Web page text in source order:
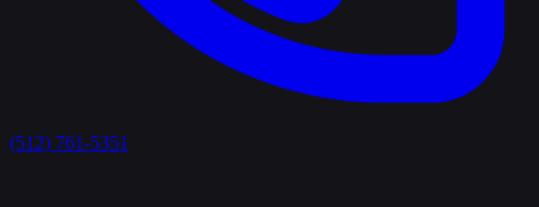
(512) 761-5351